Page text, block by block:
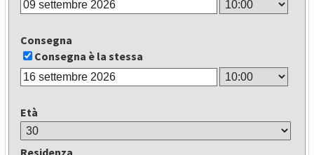
Consegna
Consegna è la stessa
Età
Residenza